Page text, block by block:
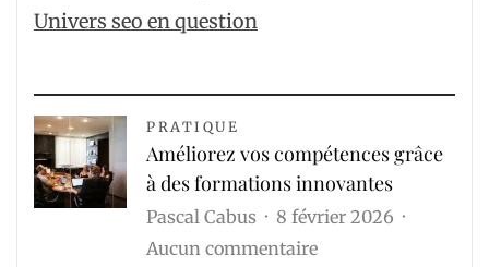
Univers seo en question
PRATIQUE
Améliorez vos compétences grâce
à des formations innovantes
Pascal Cabus
8 février 2026
Aucun commentairesur